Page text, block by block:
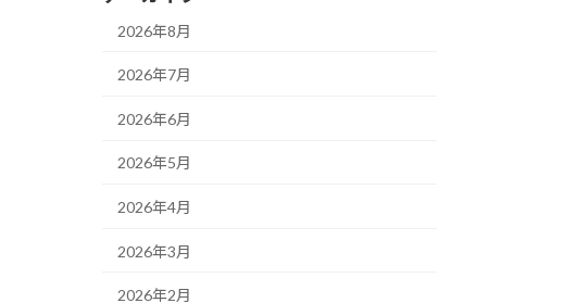
2026年8月
2026年7月
2026年6月
2026年5月
2026年4月
2026年3月
2026年2月